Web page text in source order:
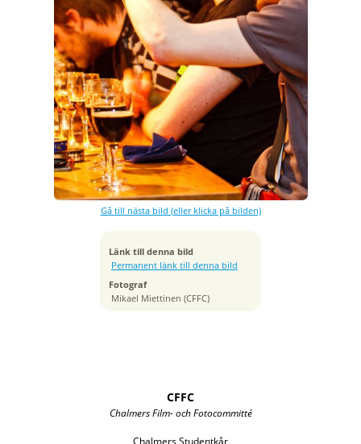
Gå till nästa bild (eller klicka på bilden)
Länk till denna bild
Permanent länk till denna bild
Fotograf
Mikael Miettinen (CFFC)
Exponeringstid
1/20 sek
Bländare
f/3.5
Kamera
Canon EOS 40D
Tagen
ISO
1250
Brännvidd
70 mm
CFFC
Chalmers Film- och Fotocommitté